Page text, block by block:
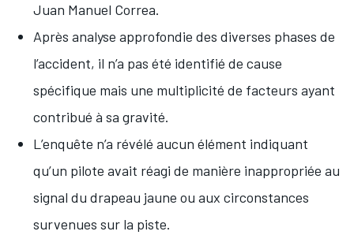
Juan Manuel Correa.
Après analyse approfondie des diverses phases de
l’accident, il n’a pas été identifié de cause
spécifique mais une multiplicité de facteurs ayant
contribué à sa gravité.
L’enquête n’a révélé aucun élément indiquant
qu’un pilote avait réagi de manière inappropriée au
signal du drapeau jaune ou aux circonstances
survenues sur la piste.